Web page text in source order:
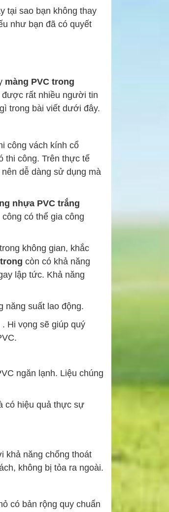
tại sao bạn không thay
như bạn đã có quyết
màng PVC trong
rất nhiều người tin
trong bài viết dưới đây.
công vách kính cổ
thi công. Trên thực tế
dễ dàng sử dụng mà
nhựa PVC trắng
có thể gia công
không gian, khắc
còn có khả năng
lập tức. Khả năng
năng suất lao động.
. Hi vọng sẽ giúp quý
ngăn lạnh. Liệu chúng
có hiệu quả thực sự
khả năng chống thoát
không bị tỏa ra ngoài.
có bản rộng quy chuẩn